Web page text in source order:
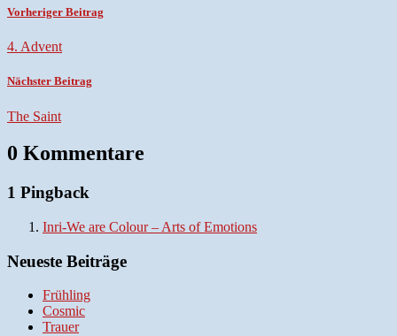
Vorheriger Beitrag
4. Advent
Nächster Beitrag
The Saint
0 Kommentare
1 Pingback
Inri-We are Colour – Arts of Emotions
Neueste Beiträge
Frühling
Cosmic
Trauer